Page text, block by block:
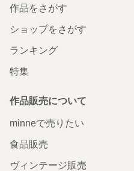
作品をさがす
ショップをさがす
ランキング
特集
作品販売について
minneで売りたい
食品販売
ヴィンテージ販売